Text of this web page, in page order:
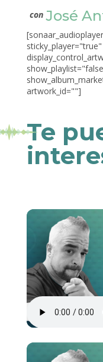
con José
artwork_id=""]
Te